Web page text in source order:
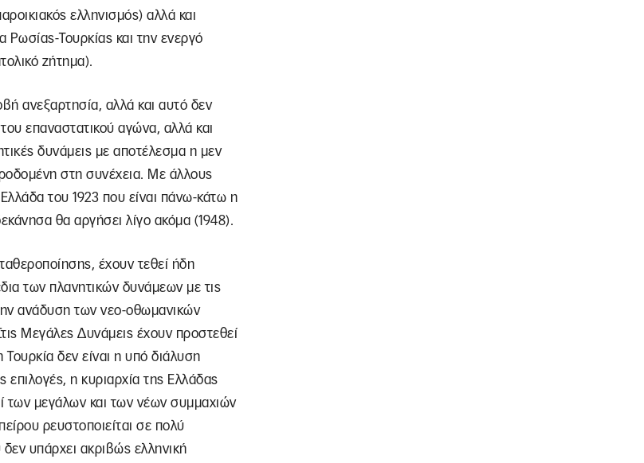
ελληνισμός) αλλά και
Ρωσίας-Τουρκίας και την ενεργό
ζήτημα).
ανεξαρτησία, αλλά και αυτό δεν
επαναστατικού αγώνα, αλλά και
δυνάμεις με αποτέλεσμα η μεν
στη συνέχεια. Με άλλους
του 1923 που είναι πάνω-κάτω η
θα αργήσει λίγο ακόμα (1948).
έχουν τεθεί ήδη
των πλανητικών δυνάμεων με τις
ανάδυση των νεο-οθωμανικών
Μεγάλες Δυνάμεις έχουν προστεθεί
δεν είναι η υπό διάλυση
επιλογές, η κυριαρχία της Ελλάδας
των μεγάλων και των νέων συμμαχιών
ρευστοποιείται σε πολύ
υπάρχει ακριβώς ελληνική